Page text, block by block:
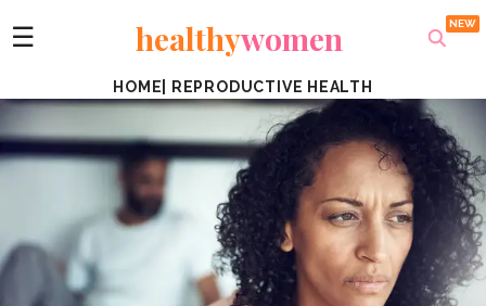
☰ healthywomen
HOME REPRODUCTIVE HEALTH